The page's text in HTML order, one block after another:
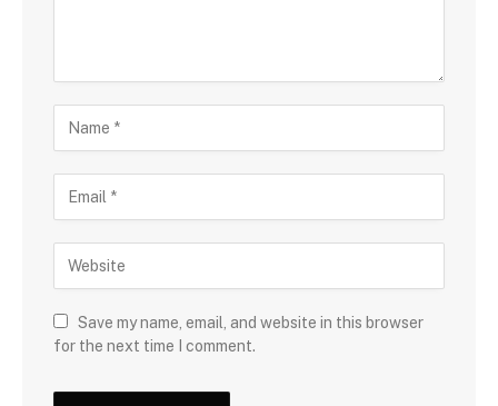
Save my name, email, and website in this browser
for the next time I comment.